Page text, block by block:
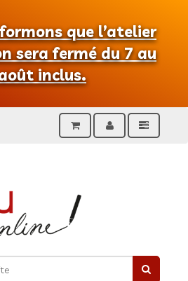
que l’atelier
sera fermé du 7 au
inclus.